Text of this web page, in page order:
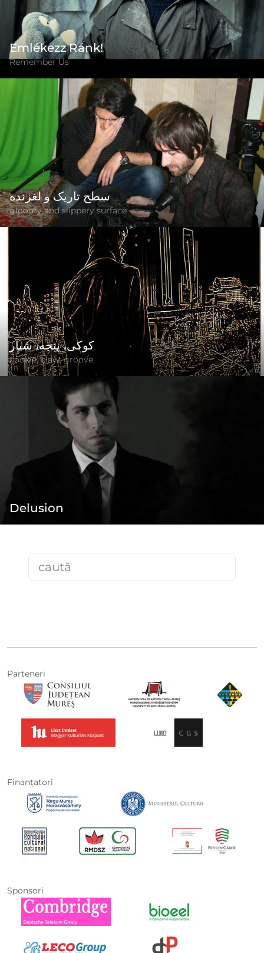
Emlékezz Ránk!
Remember Us
سطح تاریک و لغزنده
gloomy and slippery surface
کوکی، پنجه، شیار
cookie, claw, groove
Delusion
Parteneri
Finanţatori
Sponsori